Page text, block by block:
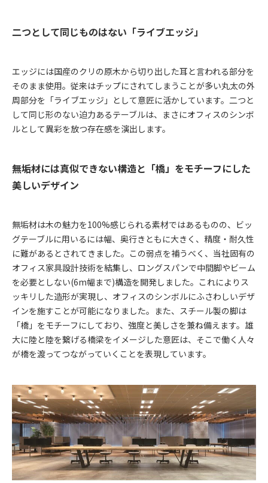
二つとして同じものはない「ライブエッジ」
エッジには国産のクリの原木から切り出した耳と言われる部分を
そのまま使用。従来はチップにされてしまうことが多い丸太の外
周部分を「ライブエッジ」として意匠に活かしています。二つと
して同じ形のない迫力あるテーブルは、まさにオフィスのシンボ
ルとして異彩を放つ存在感を演出します。
無垢材には真似できない構造と「橋」をモチーフにした
美しいデザイン
無垢材は木の魅力を100%感じられる素材ではあるものの、ビッ
グテーブルに用いるには幅、奥行きともに大きく、精度・耐久性
に難があるとされてきました。この弱点を補うべく、当社固有の
オフィス家具設計技術を結集し、ロングスパンで中間脚やビーム
を必要としない(6m幅まで)構造を開発しました。これによりス
ッキリした造形が実現し、オフィスのシンボルにふさわしいデザ
インを施すことが可能になりました。また、スチール製の脚は
「橋」をモチーフにしており、強度と美しさを兼ね備えます。雄
大に陸と陸を繋げる橋梁をイメージした意匠は、そこで働く人々
が橋を渡ってつながっていくことを表現しています。